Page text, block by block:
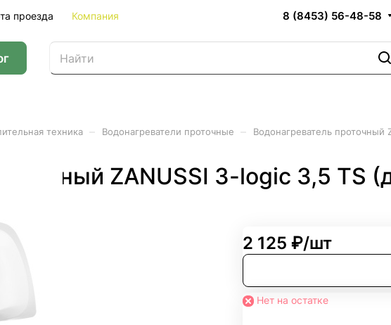
проезда Компания 8 (8453) 56-48-58
техника Водонагреватели проточные Водонагреватель проточный
ZANUSSI 3-logic 3,5 TS
2 125 ₽/шт
Нет на остатке